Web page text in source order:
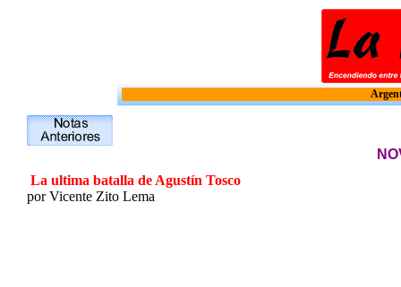
La ultima batalla de Agustín Tosco
por Vicente Zito Lema